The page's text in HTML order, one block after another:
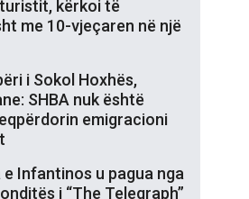
kërkoi të
me 10-vjeçaren në një
i Sokol Hoxhës,
SHBA nuk është
emigracioni
Infantinos u pagua nga
i “The Telegraph”